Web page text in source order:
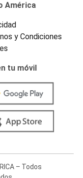
América
y Condiciones
tu móvil
– Todos